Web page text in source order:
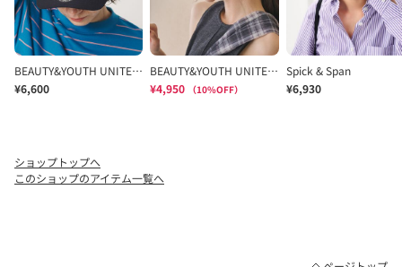
ショップトップへ
このショップのアイテム一覧へ